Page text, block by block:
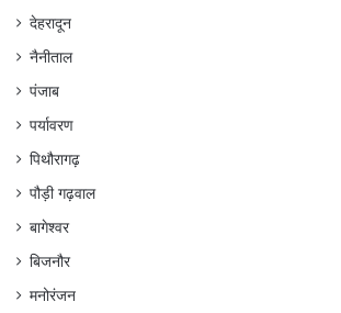
देहरादून
नैनीताल
पंजाब
पर्यावरण
पिथौरागढ़
पौड़ी गढ़वाल
बागेश्वर
बिजनौर
मनोरंजन